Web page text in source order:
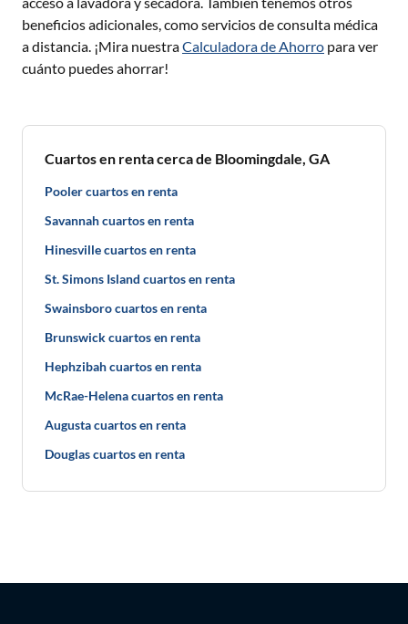
beneficios adicionales, como servicios de consulta médica
a distancia. ¡Mira nuestraCalculadora de Ahorro para ver
cuánto puedes ahorrar!
Cuartos en renta cerca de Bloomingdale, GA
Pooler cuartos en renta
Savannah cuartos en renta
Hinesville cuartos en renta
St. Simons Island cuartos en renta
Swainsboro cuartos en renta
Brunswick cuartos en renta
Hephzibah cuartos en renta
McRae-Helena cuartos en renta
Augusta cuartos en renta
Douglas cuartos en renta